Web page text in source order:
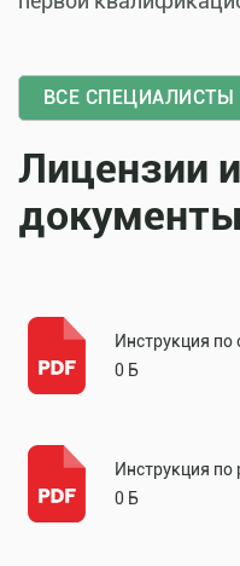
ВСЕ СПЕЦИАЛИСТЫ
Лицензии
документы
Инструкция по
0 Б
Инструкция
0 Б